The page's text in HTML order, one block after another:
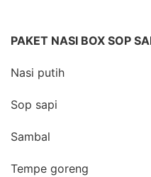
PAKET NASI BOX SOP
Nasi putih
Sop sapi
Sambal
Tempe goreng